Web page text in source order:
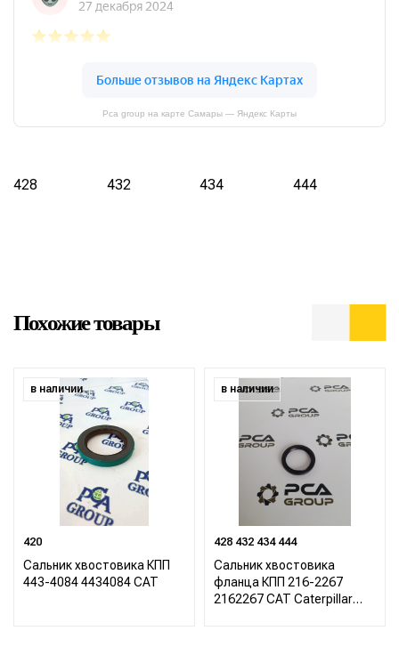
Pca group на карте Самары — Яндекс Карты
428 432 434 444
Похожие товары
в наличии
420
Сальник хвостовика КПП
443-4084 4434084 CAT
в наличии
428 432 434 444
Сальник хвостовика
фланца КПП 216-2267
2162267 CAT Caterpillar